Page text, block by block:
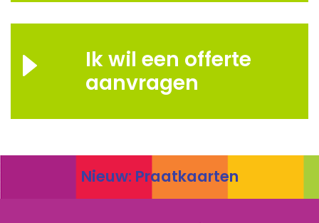
Ik wil een offerte
aanvragen
Nieuw: Praatkaarten